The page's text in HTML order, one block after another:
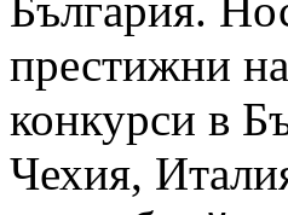
престижни
конкурси в
Чехия,